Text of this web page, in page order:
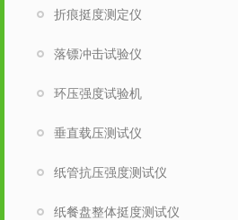
折痕挺度测定仪
落镖冲击试验仪
环压强度试验机
垂直载压测试仪
纸管抗压强度测试仪
纸餐盘整体挺度测试仪